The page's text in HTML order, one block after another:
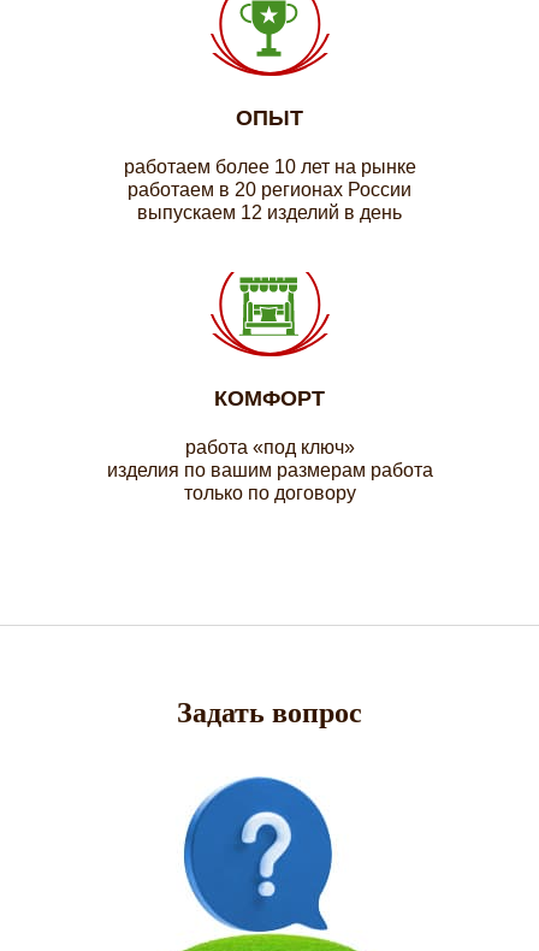
ОПЫТ
работаем более 10 лет на рынке
работаем в 20 регионах России
выпускаем 12 изделий в день
КОМФОРТ
работа «под ключ»
изделия по вашим размерам работа
только по договору
Задать вопрос